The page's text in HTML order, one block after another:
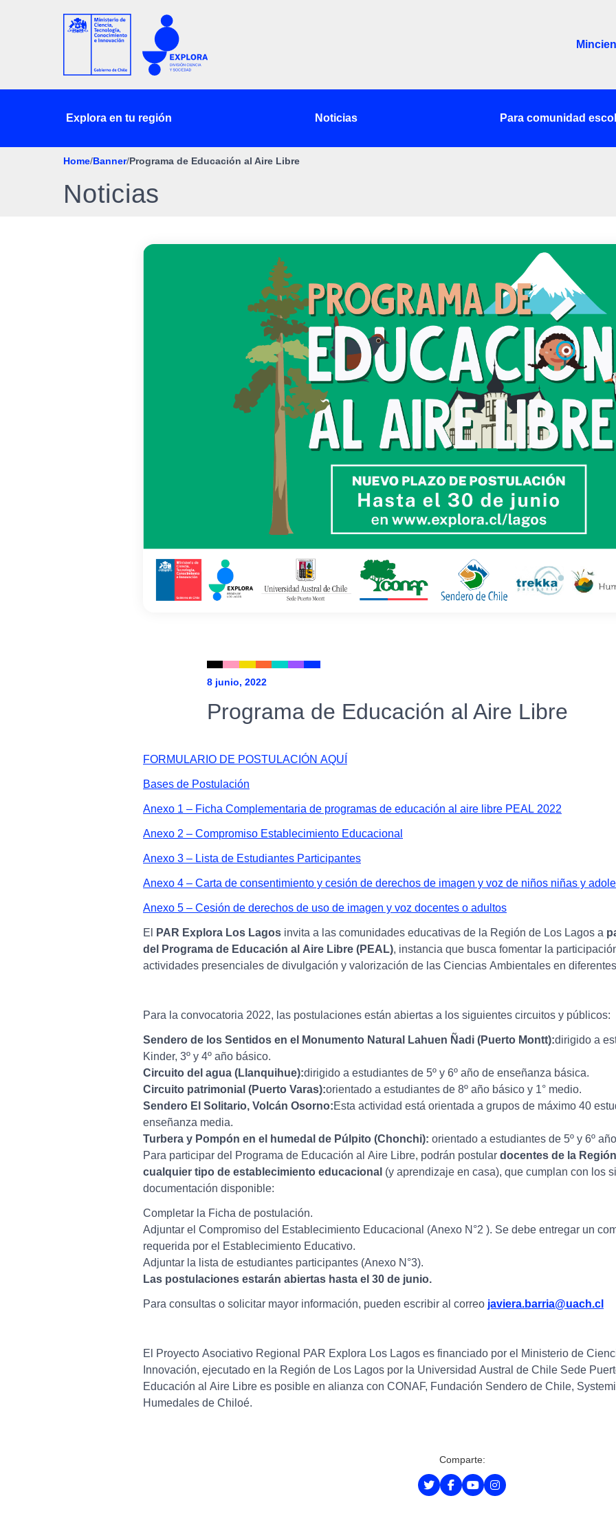
Explora en tu región Noticias Para comunidad
Home/Banner/Programa de Educación al Aire Libre
Noticias
8 junio, 2022
Programa de Educación al Aire Libre
FORMULARIO DE POSTULACIÓN AQUÍ
Bases de Postulación
Anexo 1 – Ficha Complementaria de programas de educación al aire libre PEAL 2022
Anexo 2 – Compromiso Establecimiento Educacional
Anexo 3 – Lista de Estudiantes Participantes
Anexo 4 – Carta de consentimiento y cesión de derechos de imagen y voz de niños niñas y
Anexo 5 – Cesión de derechos de uso de imagen y voz docentes o adultos
El PAR Explora Los Lagos invita a las comunidades educativas de la Región de Los Lagos a
del Programa de Educación al Aire Libre (PEAL), instancia que busca fomentar la
actividades presenciales de divulgación y valorización de las Ciencias Ambientales en
Para la convocatoria 2022, las postulaciones están abiertas a los siguientes circuitos y públicos:
Sendero de los Sentidos en el Monumento Natural Lahuen Ñadi (Puerto Montt):dirigido a
Kinder, 3º y 4º año básico.
Circuito del agua (Llanquihue):dirigido a estudiantes de 5º y 6º año de enseñanza básica.
Circuito patrimonial (Puerto Varas):orientado a estudiantes de 8º año básico y 1° medio.
Sendero El Solitario, Volcán Osorno:Esta actividad está orientada a grupos de máximo 40
enseñanza media.
Turbera y Pompón en el humedal de Púlpito (Chonchi): orientado a estudiantes de 5º y 6º
Para participar del Programa de Educación al Aire Libre, podrán postular docentes de la
cualquier tipo de establecimiento educacional (y aprendizaje en casa), que cumplan con los
documentación disponible:
Completar la Ficha de postulación.
Adjuntar el Compromiso del Establecimiento Educacional (Anexo N°2 ). Se debe entregar un
requerida por el Establecimiento Educativo.
Adjuntar la lista de estudiantes participantes (Anexo N°3).
Las postulaciones estarán abiertas hasta el 30 de junio.
Para consultas o solicitar mayor información, pueden escribir al correo javiera.barria@uach.cl
El Proyecto Asociativo Regional PAR Explora Los Lagos es financiado por el Ministerio de
Innovación, ejecutado en la Región de Los Lagos por la Universidad Austral de Chile Sede
Educación al Aire Libre es posible en alianza con CONAF, Fundación Sendero de Chile,
Humedales de Chiloé.
Comparte: